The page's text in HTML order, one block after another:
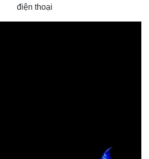
điện thoại